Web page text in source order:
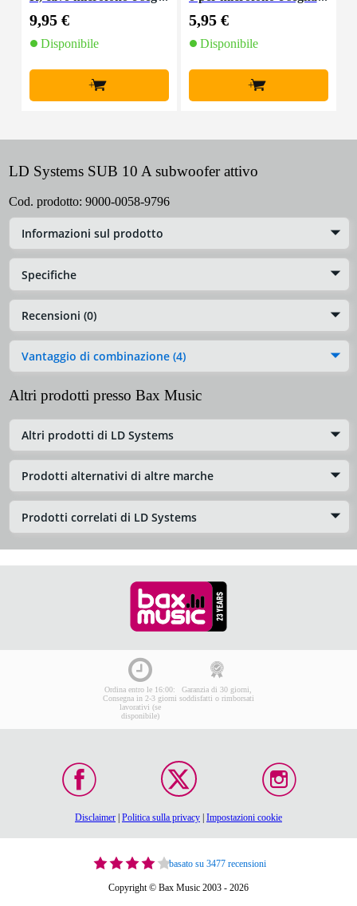
9,95 €
Disponibile
+
5,95 €
Disponibile
+
LD Systems SUB 10 A subwoofer attivo
Cod. prodotto: 9000-0058-9796
Informazioni sul prodotto
Specifiche
Recensioni (0)
Vantaggio di combinazione (4)
Altri prodotti presso Bax Music
Altri prodotti di LD Systems
Prodotti alternativi di altre marche
Prodotti correlati di LD Systems
Ordina entro le 16:00:
Consegna in 2-3 giorni
lavorativi (se
disponibile)
Garanzia di 30 giorni,
soddisfatti o rimborsati
Disclaimer | Politica sulla privacy | Impostazioni cookie
basato su 3477 recensioni
Copyright © Bax Music 2003 - 2026